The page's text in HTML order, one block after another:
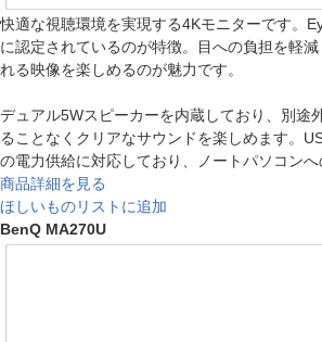
快適な視聴環境を実現する4Kモニターです。
に認定されているのが特徴。目への負担を軽
れる映像を楽しめるのが魅力です。
デュアル5Wスピーカーを内蔵しており、別途
ることなくクリアなサウンドを楽しめます。
の電力供給に対応しており、ノートパソコンへ
商品詳細を見る
ほしいものリストに追加
BenQ MA270U